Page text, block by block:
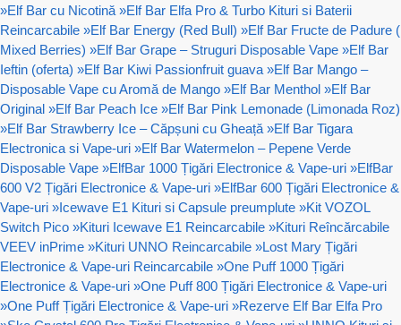
»Elf Bar cu Nicotină »Elf Bar Elfa Pro & Turbo Kituri si Baterii
Reincarcabile »Elf Bar Energy (Red Bull) »Elf Bar Fructe de Padure (
Mixed Berries) »Elf Bar Grape – Struguri Disposable Vape »Elf Bar
Ieftin (oferta) »Elf Bar Kiwi Passionfruit guava »Elf Bar Mango –
Disposable Vape cu Aromă de Mango »Elf Bar Menthol »Elf Bar
Original »Elf Bar Peach Ice »Elf Bar Pink Lemonade (Limonada Roz)
»Elf Bar Strawberry Ice – Căpșuni cu Gheață »Elf Bar Tigara
Electronica si Vape-uri »Elf Bar Watermelon – Pepene Verde
Disposable Vape »ElfBar 1000 Țigări Electronice & Vape-uri »ElfBar
600 V2 Țigări Electronice & Vape-uri »ElfBar 600 Țigări Electronice &
Vape-uri »Icewave E1 Kituri si Capsule preumplute »Kit VOZOL
Switch Pico »Kituri Icewave E1 Reincarcabile »Kituri Reîncărcabile
VEEV inPrime »Kituri UNNO Reincarcabile »Lost Mary Țigări
Electronice & Vape-uri Reincarcabile »One Puff 1000 Țigări
Electronice & Vape-uri »One Puff 800 Țigări Electronice & Vape-uri
»One Puff Țigări Electronice & Vape-uri »Rezerve Elf Bar Elfa Pro